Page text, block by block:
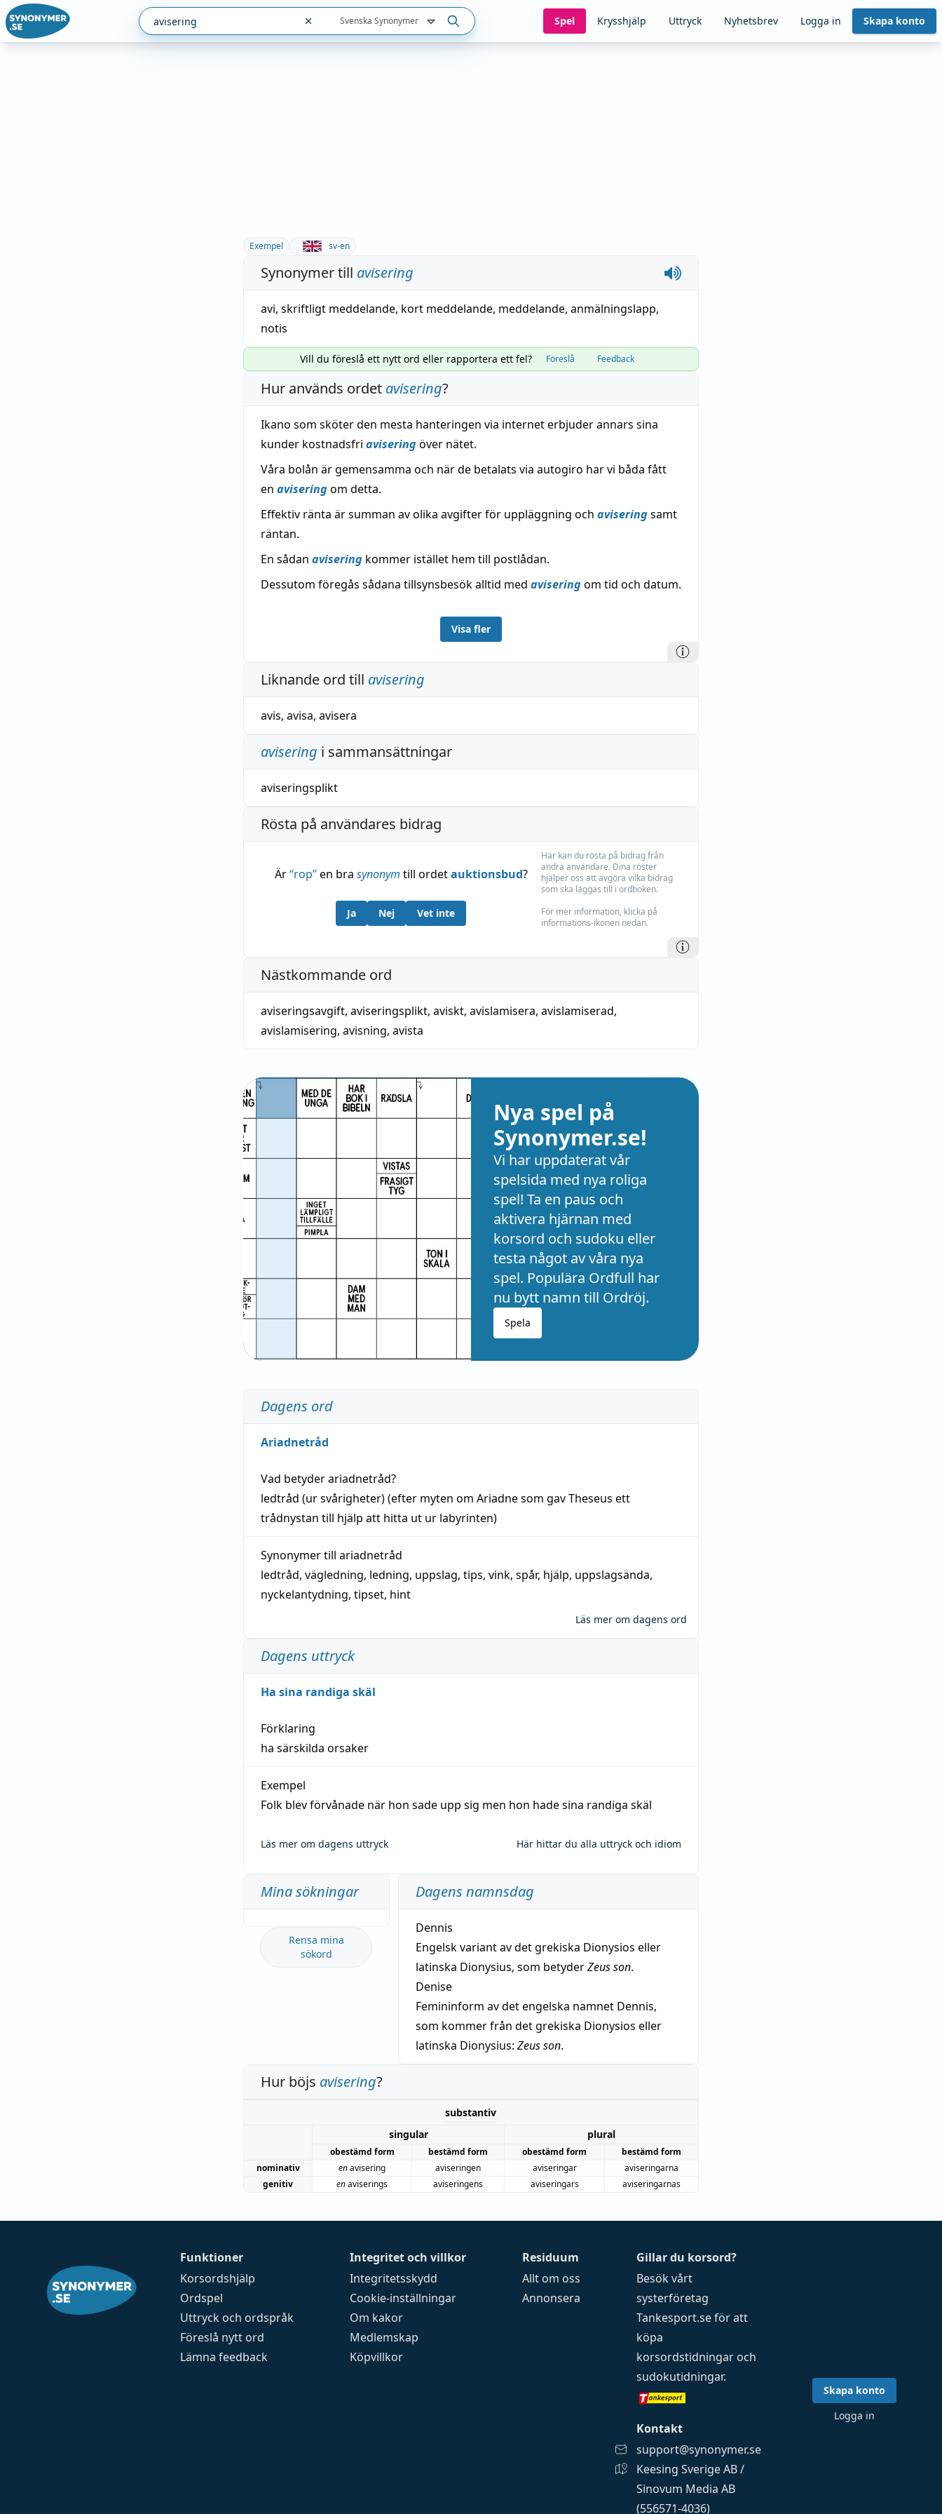
Svenska Synonymer Spel Krysshjälp Uttryck Nyhetsbrev Logga in Skapa konto
Exempel sv-en
Synonymer till avisering
avi, skriftligt meddelande, kort meddelande, meddelande, anmälningslapp,
notis
Vill du föreslå ett nytt ord eller rapportera ett fel? Föreslå Feedback
Hur används ordet avisering?
Ikano som sköter den mesta hanteringen via internet erbjuder annars sina
kunder kostnadsfri aviseringöver nätet.
Våra bolån är gemensamma och när de betalats via autogiro har vi båda fått
en aviseringom detta.
Effektiv ränta är summan av olika avgifter för uppläggning och aviseringsamt
räntan.
En sådan avisering kommer istället hem till postlådan.
Dessutom föregås sådana tillsynsbesök alltid med aviseringom tid och datum.
Visa fler
Liknande ord till avisering
avis, avisa, avisera
avisering i sammansättningar
aviseringsplikt
Rösta på användares bidrag
Är“rop”en bra synonym till ordetauktionsbud?
Ja Nej Vet inte
Här kan du rösta på bidrag från
andra användare. Dina röster
hjälper oss att avgöra vilka bidrag
som ska läggas till i ordboken.
För mer information, klicka på
informations-ikonen nedan.
Nästkommande ord
aviseringsavgift, aviseringsplikt, aviskt, avislamisera, avislamiserad,
avislamisering, avisning, avista
Nya spel på
Synonymer.se!
Vi har uppdaterat vår
spelsida med nya roliga
spel! Ta en paus och
aktivera hjärnan med
korsord och sudoku eller
testa något av våra nya
spel. Populära Ordfull har
nu bytt namn till Ordröj.
Spela
Dagens ord
Ariadnetråd
Vad betyderariadnetråd?
ledtråd (ur svårigheter) (efter myten om Ariadne som gav Theseus ett
trådnystan till hjälp att hitta ut ur labyrinten)
Synonymer till ariadnetråd
ledtråd, vägledning, ledning, uppslag, tips, vink, spår, hjälp, uppslagsända,
nyckelantydning, tipset, hint
Läs mer om dagens ord
Dagens uttryck
Ha sina randiga skäl
Förklaring
ha särskilda orsaker
Exempel
Folk blev förvånade när hon sade upp sig men hon hade sina randiga skäl
Läs mer om dagens uttryck Här hittar du alla uttryck och idiom
Mina sökningar
Rensa mina
sökord
Dagens namnsdag
Dennis
Engelsk variant av det grekiska Dionysios eller
latinska Dionysius, som betyderZeus son.
Denise
Femininform av det engelska namnet Dennis,
som kommer från det grekiska Dionysios eller
latinska Dionysius: Zeus son.
Hur böjs avisering?
substantiv
singular
plural
obestämd form bestämd form obestämd form
bestämd form
nominativ
enavisering aviseringen aviseringar
aviseringarna
genitiv
enaviserings aviseringens aviseringars aviseringarnas
Funktioner
Korsordshjälp
Ordspel
Uttryck och ordspråk
Föreslå nytt ord
Lämna feedback
Integritet och villkor
Integritetsskydd
Cookie-inställningar
Om kakor
Medlemskap
Köpvillkor
Residuum
Allt om oss
Annonsera
Gillar du korsord?
Besök vårt
systerföretag
Tankesport.seför att
köpa
korsordstidningar och
sudokutidningar.
Kontakt
support@synonymer.se
Keesing Sverige AB /
Sinovum Media AB
(556571-4036)
Skapa konto
Logga in